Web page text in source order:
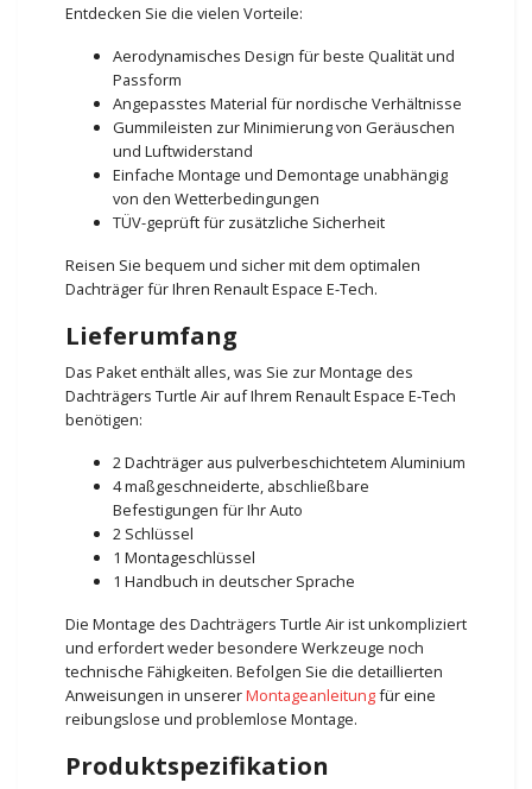
Entdecken Sie die vielen Vorteile:
Aerodynamisches Design für beste Qualität und
Passform
Angepasstes Material für nordische Verhältnisse
Gummileisten zur Minimierung von Geräuschen
und Luftwiderstand
Einfache Montage und Demontage unabhängig
von den Wetterbedingungen
TÜV-geprüft für zusätzliche Sicherheit
Reisen Sie bequem und sicher mit dem optimalen
Dachträger für Ihren Renault Espace E-Tech.
Lieferumfang
Das Paket enthält alles, was Sie zur Montage des
Dachträgers Turtle Air auf Ihrem Renault Espace E-Tech
benötigen:
2 Dachträger aus pulverbeschichtetem Aluminium
4 maßgeschneiderte, abschließbare
Befestigungen für Ihr Auto
2 Schlüssel
1 Montageschlüssel
1 Handbuch in deutscher Sprache
Die Montage des Dachträgers Turtle Air ist unkompliziert
und erfordert weder besondere Werkzeuge noch
technische Fähigkeiten. Befolgen Sie die detaillierten
Anweisungen in unsererMontageanleitungfür eine
reibungslose und problemlose Montage.
Produktspezifikation